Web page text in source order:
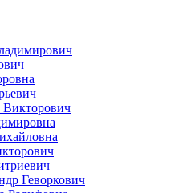
Викторович
Геворкович